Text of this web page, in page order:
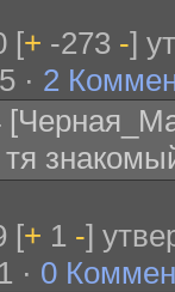
[+ -273 -]
· 2
тя
[+ 1 -]
· 0